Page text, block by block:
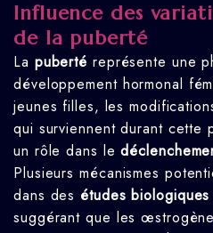
Influence des
de la puberté
La puberté représente une
développement hormonal
jeunes filles, les
qui surviennent durant cette
un rôle dans le
Plusieurs mécanismes
dans des études
suggérant que les